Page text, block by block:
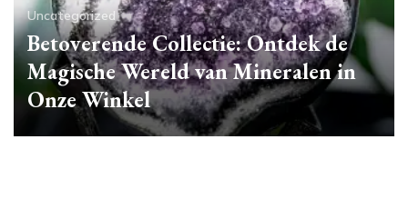
Uncategorized
Betoverende Collectie: Ontdek de
Magische Wereld van Mineralen in
Onze Winkel